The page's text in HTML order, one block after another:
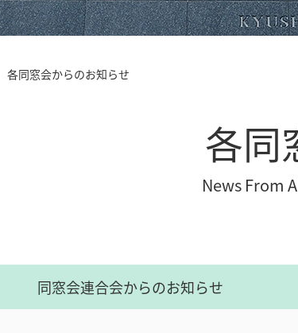
各同窓会からのお知らせ
各同
News From
同窓会連合会からのお知らせ